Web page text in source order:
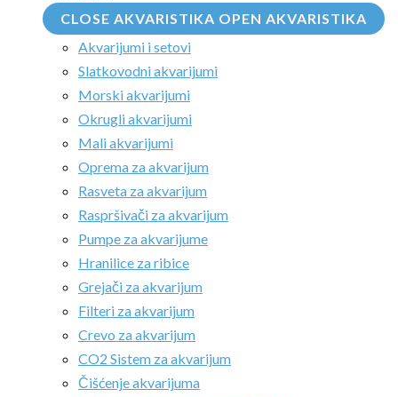
CLOSE AKVARISTIKA OPEN AKVARISTIKA
Akvarijumi i setovi
Slatkovodni akvarijumi
Morski akvarijumi
Okrugli akvarijumi
Mali akvarijumi
Oprema za akvarijum
Rasveta za akvarijum
Raspršivači za akvarijum
Pumpe za akvarijume
Hranilice za ribice
Grejači za akvarijum
Filteri za akvarijum
Crevo za akvarijum
CO2 Sistem za akvarijum
Čišćenje akvarijuma